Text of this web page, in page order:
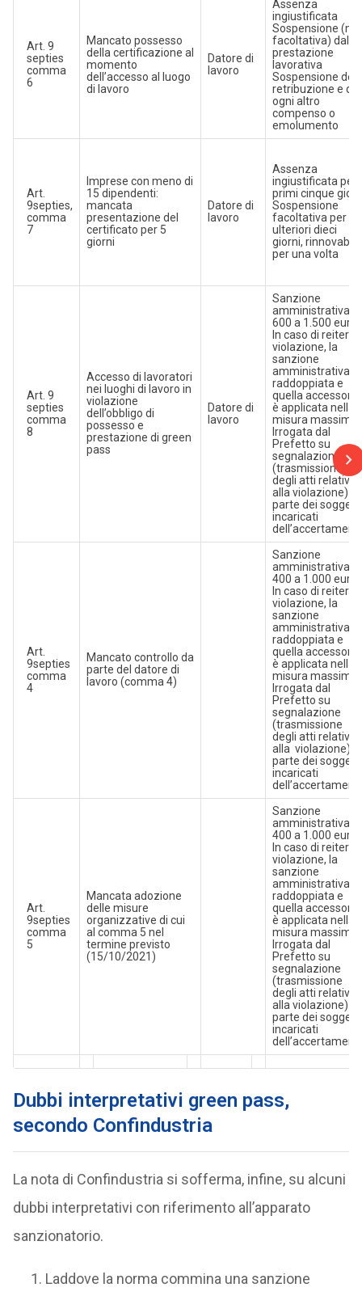
Art. 9
septies
comma
6
Mancato possesso
della certificazione al
momento
dell’accesso al luogo
di lavoro
Datore di
lavoro
Assenza
ingiustificata
Sospensione
facoltativa) dalla
prestazione
lavorativa
Sospensione
retribuzione e di
ogni altro
compenso o
emolumento
Art.
9septies,
comma
7
Imprese con meno di
15 dipendenti:
mancata
presentazione del
certificato per 5
giorni
Datore di
lavoro
Assenza
ingiustificata per i
primi cinque
Sospensione
facoltativa per
ulteriori dieci
giorni, rinnovabili
per una volta
Art. 9
septies
comma
8
Accesso di lavoratori
nei luoghi di lavoro in
violazione
dell’obbligo di
possesso e
prestazione di green
pass
Datore di
lavoro
Sanzione
amministrativa
600 a 1.500 euro
In caso di
violazione, la
sanzione
amministrativa è
raddoppiata e
quella accessoria
è applicata nella
misura massima.
Irrogata dal
Prefetto su
segnalazione
(trasmissione
degli atti relativi
alla violazione)
parte dei soggetti
incaricati
Art.
9septies
comma
4
Mancato controllo da
parte del datore di
lavoro (comma 4)
Sanzione
amministrativa
400 a 1.000 euro.
In caso di
violazione, la
sanzione
amministrativa è
raddoppiata e
quella accessoria
è applicata nella
misura massima.
Irrogata dal
Prefetto su
segnalazione
(trasmissione
degli atti relativi
alla violazione)
parte dei soggetti
incaricati
Art.
9septies
comma
5
Mancata adozione
delle misure
organizzative di cui
al comma 5 nel
termine previsto
(15/10/2021)
Sanzione
amministrativa
400 a 1.000 euro
In caso di
violazione, la
sanzione
amministrativa è
raddoppiata e
quella accessoria
è applicata nella
misura massima.
Irrogata dal
Prefetto su
segnalazione
(trasmissione
degli atti relativi
alla violazione)
parte dei soggetti
incaricati
Dubbi interpretativi green pass,
secondo Confindustria
La nota di Confindustria si sofferma, infine, su alcuni
dubbi interpretativi con riferimento all’apparato
sanzionatorio.
Laddove la norma commina una sanzione